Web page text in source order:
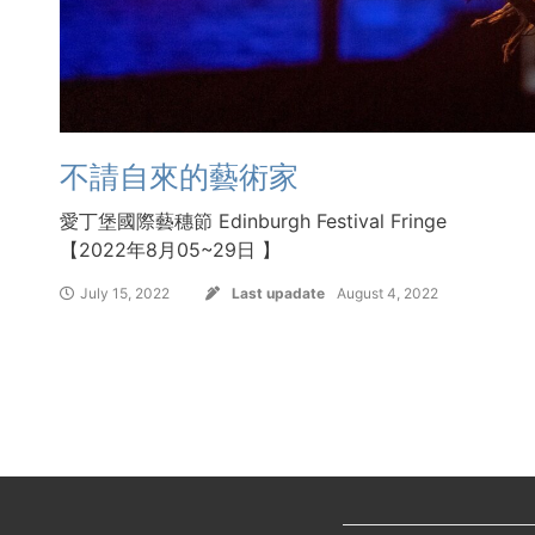
不請自來的藝術家
愛丁堡國際藝穗節 Edinburgh Festival Fringe
【2022年8月05~29日 】
July 15, 2022 Last upadate August 4, 2022